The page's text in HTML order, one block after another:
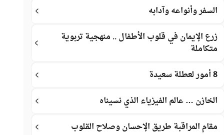
السفر وأنواعه وآدابه
زرع الإيمان في قلوب الأطفال .. منهجية تربوية
متكاملة
8 أمور لعطلة سعيدة
الخازن … عالم الفيزياء الذي نسيناه
مقام المراقبة طريق الإحسان وصلاح القلوب